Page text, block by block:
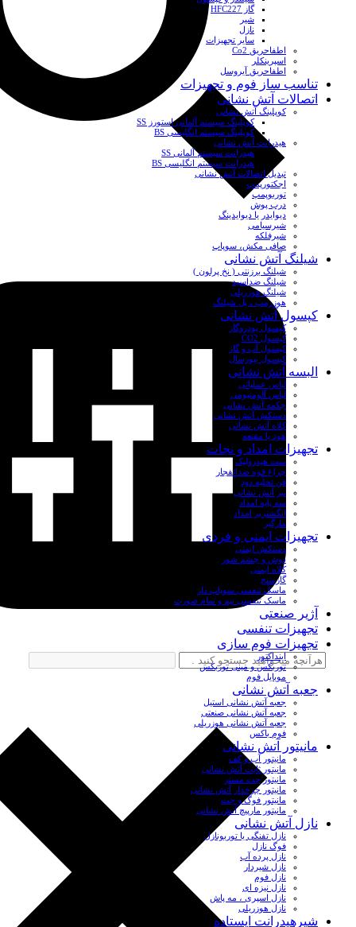
گاز HFC227
شیر
نازل
سایر تجهیزات
اطفاحریق Co2
اسپرینکلر
اطفاحریق آیروسل
تناسب ساز فوم و تجهیزات
اتصالات آتش نشانی
کوپلینگ آتش نشانی
کوپلینگ سیستم آلمانی استورز SS
کوپلینگ سیستم انگلیسی BS
هیدرانت آتش نشانی
هیدرانت سیستم آلمانی SS
هیدرانت سیستم انگلیسی BS
تبدیل اتصالات آتش نشانی
اجکتورپمپ
توربوپمپ
درب پوش
دیوایدر یا دیوایدینگ
شیرسیامی
شیرفلکه
صافی مکش، سوپاپ
شیلنگ آتش نشانی
شیلنگ برزنتی ( نخ پرلون )
شیلنگ ضداسید
شیلنگ هوزریلی
هوزرمپ ، پل شیلنگ
کپسول آتش نشانی
کپسول پودروگاز
کپسول CO2
کپسول آب و گاز
کپسول بیورسال
البسه آتش نشانی
لباس عملیاتی
لباس آلومنیومی
چکمه آتش نشانی
دستکش آتش نشانی
کلاه آتش نشانی
هود یا مقنعه
تجهیزات امداد و نجات
ست هیدرولیک
چراغ قوه ضدانفجار
فن تخلیه دود
تبر آتش نشانی
سه پایه امداد
انگشتربر امداد
مارگیر
تجهیزات ایمنی و فردی
دستکش ایمنی
دوش و چشم شور
کلاه ایمنی
گازسنج
ماسک تنفسی سوپاپ دار
ماسک تنفسی نیم و تمام صورت
آژیر صنعتی
تجهیزات تنفسی
تجهیزات فوم سازی
اینداکتور
توربکس و مینی توربکس
موبایل فوم
جعبه آتش نشانی
جعبه آتش نشانی استیل
جعبه آتش نشانی صنعتی
جعبه آتش نشانی هوزریلی
فوم باکس
مانیتور آتش نشانی
مانیتور آب و کف
مانیتور ثابت آتش نشانی
مانیتور جت مستر
مانیتور چرخدار آتش نشانی
مانیتور فوگ و جت
مانیتور مارپیچ آتش نشانی
نازل آتش نشانی
نازل تفنگی یا توربونازل
فوگ نازل
نازل پرده آب
نازل شیردار
نازل فوم
نازل نیزه ای
نازل اسپری ، مه پاش
نازل هوزریلی
شیرهیدرانت ایستاده